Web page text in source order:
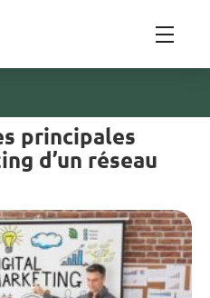
principales
d’un réseau